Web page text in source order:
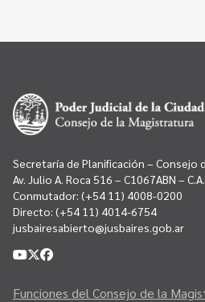
Secretaría de Planificación – Consejo
Av. Julio A. Roca 516 – C1067ABN –
Conmutador: (+54 11) 4008-0200
Directo: (+54 11) 4014-6754
jusbairesabierto@jusbaires.gob.ar
Funciones del Consejo de la